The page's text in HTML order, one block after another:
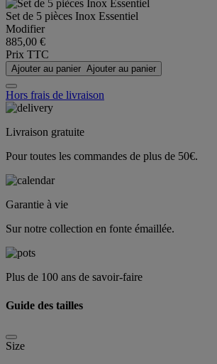
Set de 5 pièces Inox Essentiel
Modifier
885,00 €
Prix TTC
Ajouter au panier Ajouter au panier
Hors frais de livraison
Livraison gratuite
Pour toutes les commandes de plus de 50€.
Garantie à vie
Sur notre collection en fonte émaillée.
Plus de 100 ans de savoir-faire
Guide des tailles
Size